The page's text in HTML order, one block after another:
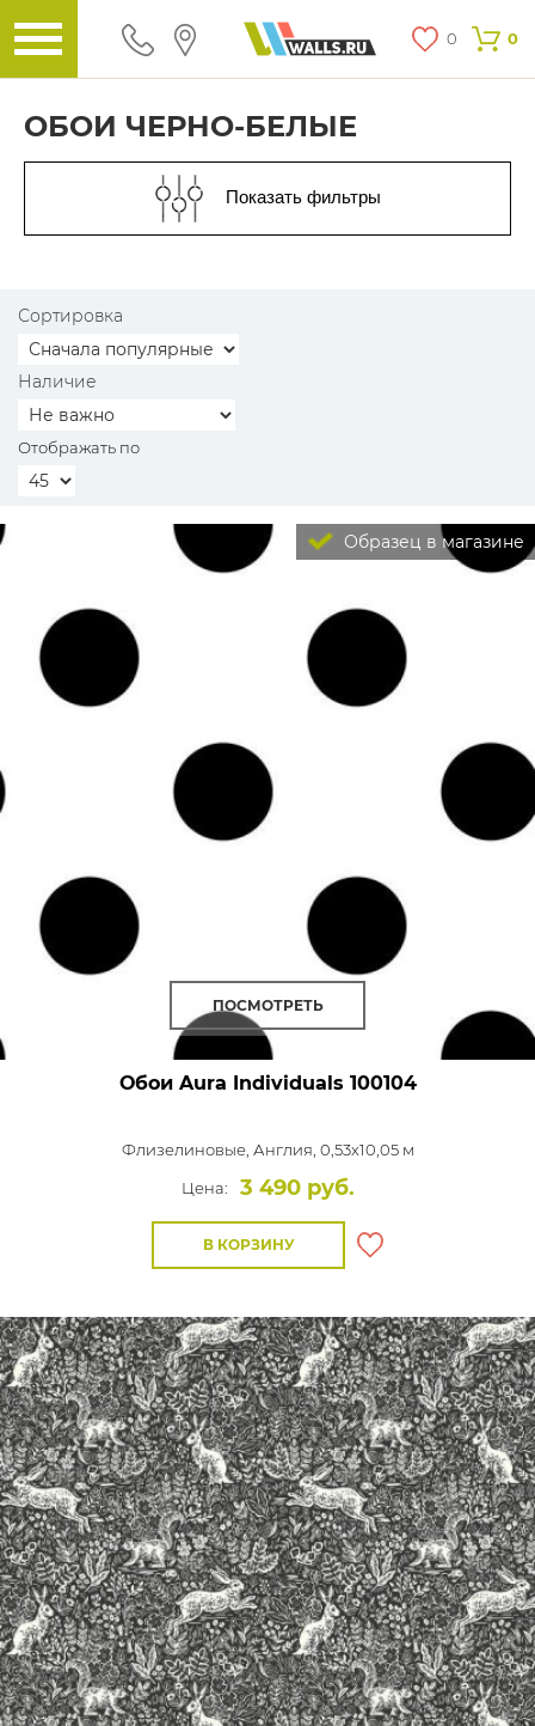
0 0
ОБОИ ЧЕРНО-БЕЛЫЕ
Показать фильтры
Сортировка
Наличие
Отображать по
Образец в магазине
ПОСМОТРЕТЬ
Обои Aura Individuals 100104
Флизелиновые, Англия, 0,53x10,05 м
Цена:
3 490 руб.
В КОРЗИНУ